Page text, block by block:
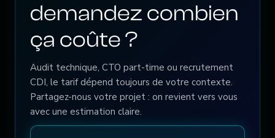
demandez combien
ça coûte ?
Audit technique, CTO part-time ou recrutement
CDI, le tarif dépend toujours de votre contexte.
Partagez-nous votre projet : on revient vers vous
avec une estimation claire.